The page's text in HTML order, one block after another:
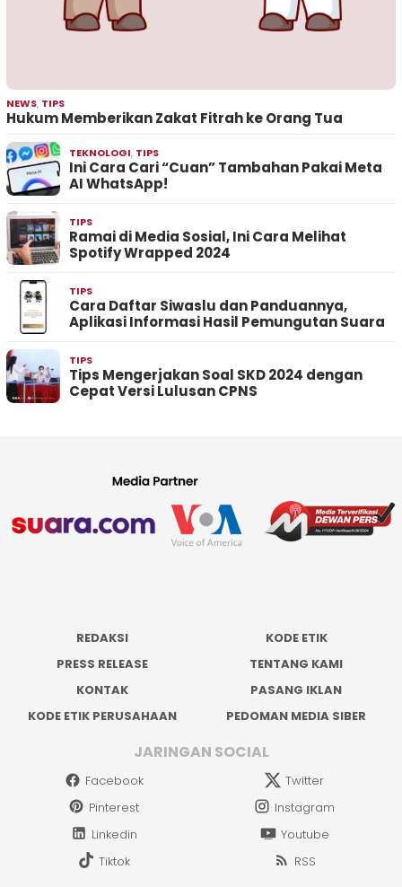
NEWS, TIPS
Hukum Memberikan Zakat Fitrah ke Orang Tua
TEKNOLOGI, TIPS
Ini Cara Cari “Cuan” Tambahan Pakai Meta
AI WhatsApp!
TIPS
Ramai di Media Sosial, Ini Cara Melihat
Spotify Wrapped 2024
TIPS
Cara Daftar Siwaslu dan Panduannya,
Aplikasi Informasi Hasil Pemungutan Suara
TIPS
Tips Mengerjakan Soal SKD 2024 dengan
Cepat Versi Lulusan CPNS
REDAKSI
KODE ETIK
PRESS RELEASE
TENTANG KAMI
KONTAK
PASANG IKLAN
KODE ETIK PERUSAHAAN
PEDOMAN MEDIA SIBER
JARINGAN SOCIAL
Facebook
Twitter
Pinterest
Instagram
Linkedin
Youtube
Tiktok
RSS